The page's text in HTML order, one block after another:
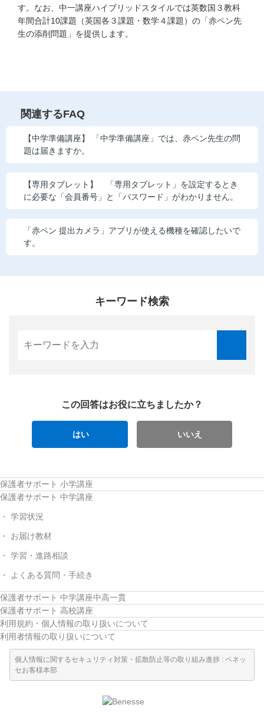
進研ゼミ 小学講座
す。なお、中一講座ハイブリッドスタイルでは英数国３教科
年間合計10課題（英国各３課題・数学４課題）の「赤ペン先
生の添削問題」を提供します。
関連するFAQ
【中学準備講座】 「中学準備講座」では、赤ペン先生の問
題は届きますか。
【専用タブレット】 「専用タブレット」を設定するとき
に必要な「会員番号」と「パスワード」がわかりません。
「赤ペン 提出カメラ」アプリが使える機種を確認したいで
す。
キーワード検索
この回答はお役に立ちましたか？
はい いいえ
保護者サポート 小学講座
保護者サポート 中学講座
学習状況
お届け教材
学習・進路相談
よくある質問・手続き
保護者サポート 中学講座中高一貫
保護者サポート 高校講座
利用規約・個人情報の取り扱いについて
利用者情報の取り扱いについて
個人情報に関するセキュリティ対策・拡散防止等の取り組み進捗 : ベネッ
セお客様本部